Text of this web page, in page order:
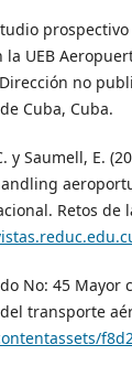
UEB
no
Cuba, Cuba.
y Saumell, E.
Retos de
No: 45 Mayor
transporte